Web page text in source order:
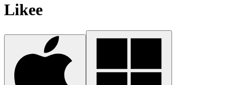
Likee